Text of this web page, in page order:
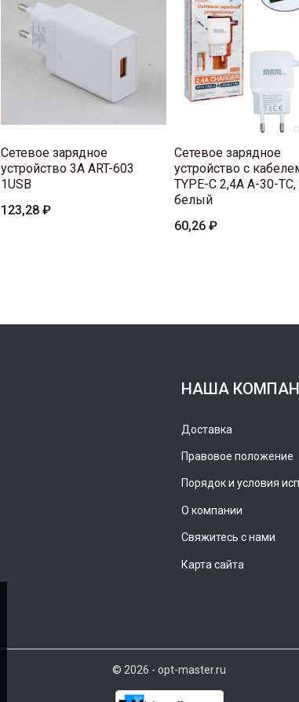
Сетевое зарядное
устройство 3A ART-603
1USB
123,28 ₽
Сетевое зарядное
устройство с
TYPE-C 2,4A A-30-TC,
белый
60,26 ₽
НАША
Доставка
Правовое положение
Порядок и условия
О компании
Свяжитесь с нами
Карта сайта
© 2026 - opt-master.ru